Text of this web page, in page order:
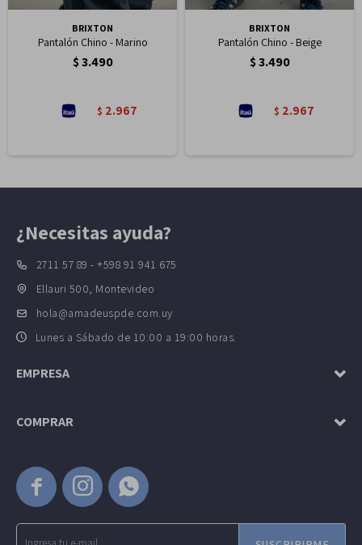
BRIXTON
Pantalón Chino - Marino
$3.490
$ 2.967
BRIXTON
Pantalón Chino - Beige
$3.490
$ 2.967
  
¿Necesitas ayuda?
2711 57 89 - +598 91 941 675
Ellauri 500, Montevideo
hola@amadeuspde.com.uy
Lunes a Sábado de 10:00 a 19:00 horas.
EMPRESA
COMPRAR